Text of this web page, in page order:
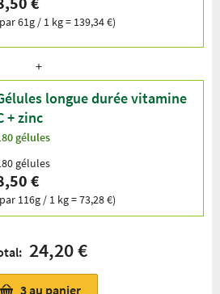
61g / 1 kg = 139,34 €)
longue durée vitamine
+ zinc
gélules
gélules
€
116g / 1 kg = 73,28 €)
24,20 €
3au panier